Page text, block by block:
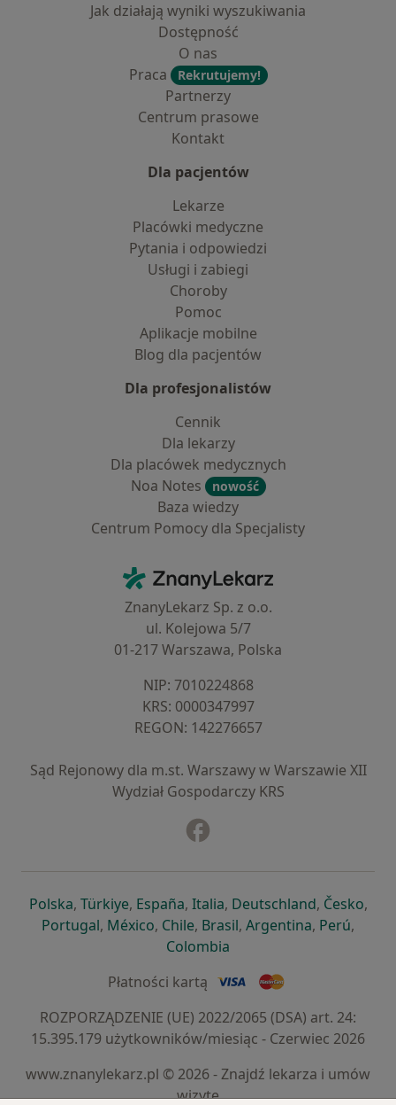
Jak działają wyniki wyszukiwania
Dostępność
O nas
Praca
Rekrutujemy!
Partnerzy
Centrum prasowe
Kontakt
Dla pacjentów
Lekarze
Placówki medyczne
Pytania i odpowiedzi
Usługi i zabiegi
Choroby
Pomoc
Aplikacje mobilne
Blog dla pacjentów
Dla profesjonalistów
Cennik
Dla lekarzy
Dla placówek medycznych
Noa Notes
nowość
Baza wiedzy
Centrum Pomocy dla Specjalisty
ZnanyLekarz - Strona główna
ZnanyLekarz Sp. z o.o.
ul. Kolejowa 5/7
01-217 Warszawa, Polska
NIP: ⁠7010224868
KRS: ⁠0000347997
REGON: ⁠142276657
Sąd Rejonowy dla m.st. Warszawy w Warszawie XII
Wydział Gospodarczy KRS
Polskaotwiera się w nowej karcie
, Türkiyeotwiera się w nowej karcie
, Españaotwiera się w nowej karcie
, Italiaotwiera się w nowej
, Deutschlandotwiera się
, Česko,
Portugalotwiera się w nowej karcie
, Méxicootwiera się w nowej karcie
, Chileotwiera się w nowej karcie
, Brasilotwiera się w nowej
, Argentinaotwiera się
, Perú,
Colombia
Płatności kartą
ROZPORZĄDZENIE (UE) 2022/2065 (DSA) art. 24:
15.395.179 użytkowników/miesiąc - Czerwiec 2026
www.znanylekarz.pl © 2026 - Znajdź lekarza i umów
wizytę